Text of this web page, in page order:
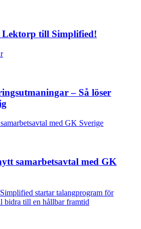
till Simplified!
– Så löser
samarbetsavtal med GK